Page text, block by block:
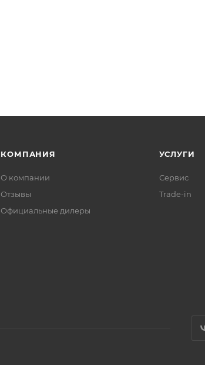
КОМПАНИЯ
О компании
Отзывы
Официальные дилеры
УСЛУГИ
Сервис
Trade-in